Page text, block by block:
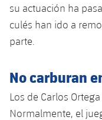
su actuación ha
culés han ido a
parte.
No carburan
Los de Carlos
Normalmente, el